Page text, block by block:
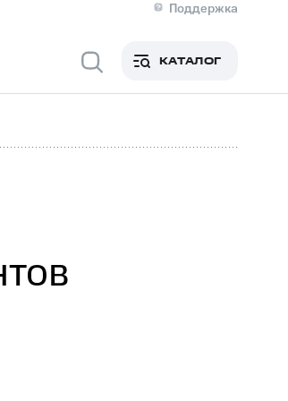
Поддержка
Медиа-центр
акций
КАТАЛОГ